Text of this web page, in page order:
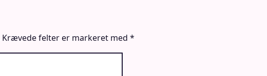
Krævede felter er markeret med *